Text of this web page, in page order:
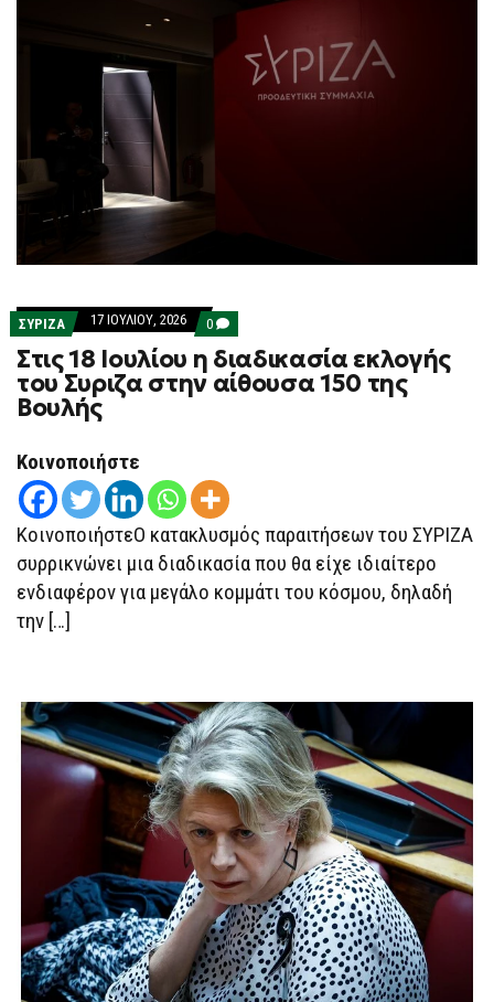
ΣΥΡΙΖΑ 17 ΙΟΥΛΊΟΥ, 2026 0 COMMENTS
ON
ΣΤΙΣ
18
ΙΟΥΛΊΟΥ
ΣΤΗΝ
ΑΊΘΟΥΣΑ
150
ΤΗΣ
ΒΟΥΛΉΣ
Στις 18 Ιουλίου η διαδικασία εκλογής
του Συριζα στην αίθουσα 150 της
Βουλής
Κοινοποιήστε
ΚοινοποιήστεΟ κατακλυσμός παραιτήσεων του ΣΥΡΙΖΑ
συρρικνώνει μια διαδικασία που θα είχε ιδιαίτερο
ενδιαφέρον για μεγάλο κομμάτι του κόσμου, δηλαδή
την […]